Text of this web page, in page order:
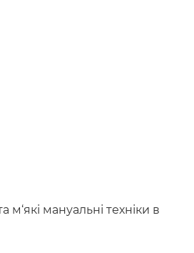
мануальні техніки в